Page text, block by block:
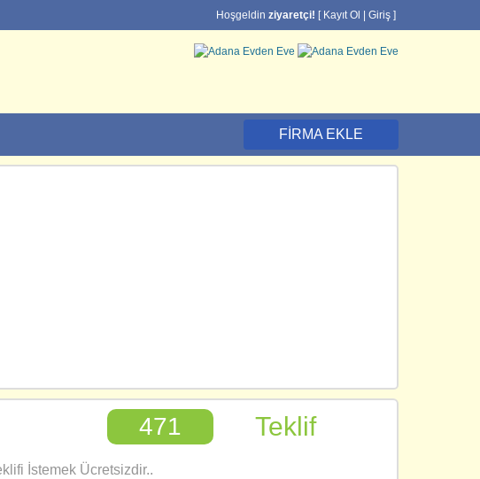
Hoşgeldin ziyaretçi! [ Kayıt Ol Giriş ]
FIRMA EKLE
471 Teklif
İstemek Ücretsizdir..